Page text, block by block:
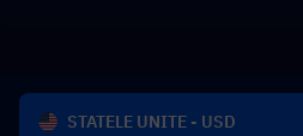
STATELE UNITE - USD